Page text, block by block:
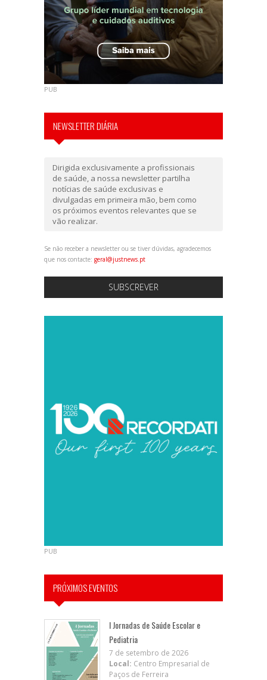
PUB
NEWSLETTER DIÁRIA
Dirigida exclusivamente a profissionais
de saúde, a nossa newsletter partilha
notícias de saúde exclusivas e
divulgadas em primeira mão, bem como
os próximos eventos relevantes que se
vão realizar.
Se não receber a newsletter ou se tiver dúvidas, agradecemos
que nos contacte: geral@justnews.pt
SUBSCREVER
PUB
PRÓXIMOS EVENTOS
I Jornadas de Saúde Escolar e
Pediatria
7 de setembro de 2026
Local: Centro Empresarial de
Paços de Ferreira